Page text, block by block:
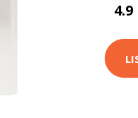
4.9